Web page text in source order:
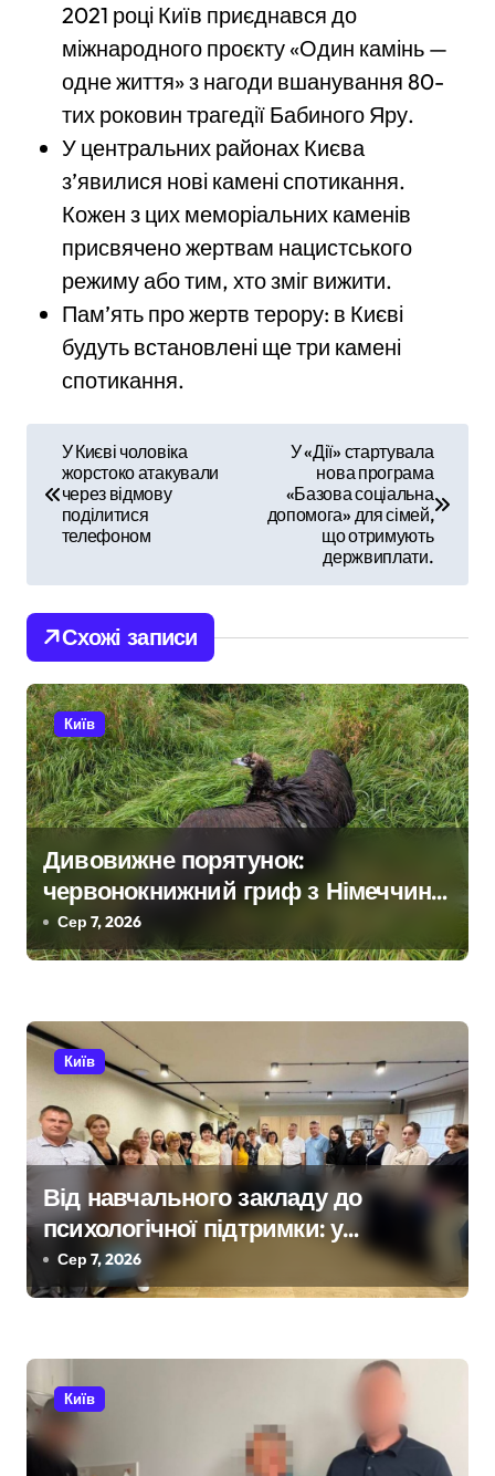
2021 році Київ приєднався до
міжнародного проєкту «Один камінь —
одне життя» з нагоди вшанування 80-
тих роковин трагедії Бабиного Яру.
У центральних районах Києва
з’явилися нові камені спотикання.
Кожен з цих меморіальних каменів
присвячено жертвам нацистського
режиму або тим, хто зміг вижити.
Пам’ять про жертв терору: в Києві
будуть встановлені ще три камені
спотикання.
і
г
а
ц
і
я
з
а
п
с
і
в
У Києві чоловіка
жорстоко атакували
через відмову
поділитися
телефоном
У «Дії» стартувала
нова програма
«Базова соціальна
допомога» для сімей,
що отримують
держвиплати.
Схожі записи
Київ
Дивовижне порятунок:
червонокнижний гриф з Німеччини
ледве в survivors after мандрівки
на Київщині
Сер 7, 2026
Київ
Від навчального закладу до
психологічної підтримки: у
Київській області з’явиться
унікальний маршрут для молоді
Сер 7, 2026
Київ